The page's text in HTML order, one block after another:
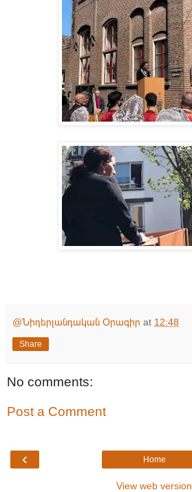
@Նիդերլանդական Օրագիր at 12:48
Share
No comments:
Post a Comment
‹ Home
View web version